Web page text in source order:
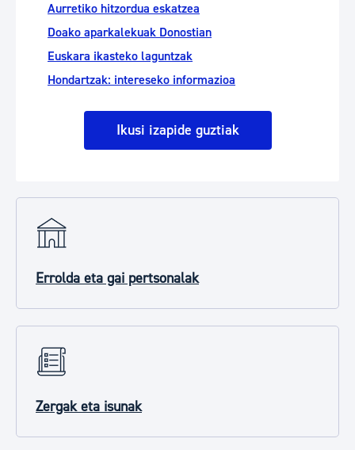
Aurretiko hitzordua eskatzea
Doako aparkalekuak Donostian
Euskara ikasteko laguntzak
Hondartzak: intereseko informazioa
Ikusi izapide guztiak
Errolda eta gai pertsonalak
Zergak eta isunak